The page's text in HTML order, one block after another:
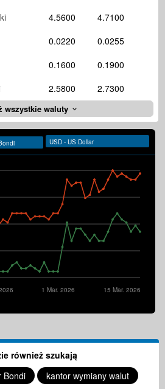
4.5600
4.7100
0.0220
0.0255
0.1600
0.1900
2.5800 2.7300
wszystkie waluty
15 Mar. 2026
1 Mar. 2026
również szukają
Bondi
kantor wymiany walut